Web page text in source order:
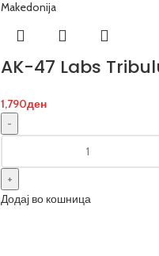
AK-47 Labs
1,790ден
Додај во кошница